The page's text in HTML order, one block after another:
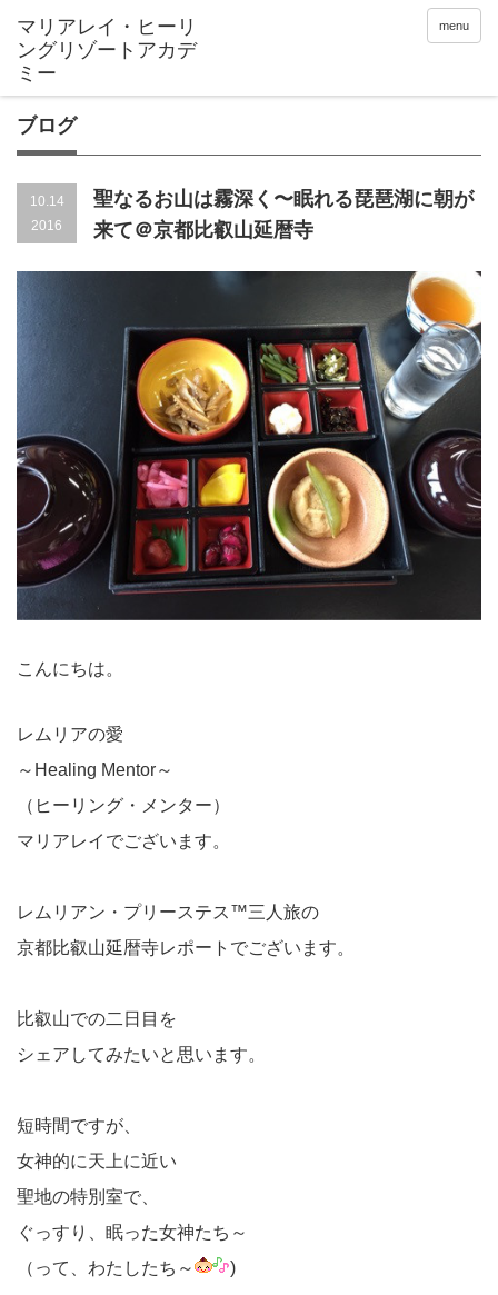
menu
ブログ
10.14
2016
聖なるお山は霧深く〜眠れる琵琶湖に朝が
来て＠京都比叡山延暦寺
こんにちは。
レムリアの愛
～Healing Mentor～
（ヒーリング・メンター）
マリアレイでございます。
レムリアン・プリーステス™三人旅の
京都比叡山延暦寺レポートでございます。
比叡山での二日目を
シェアしてみたいと思います。
短時間ですが、
女神的に天上に近い
聖地の特別室で、
ぐっすり、眠った女神たち～
（って、わたしたち～
)